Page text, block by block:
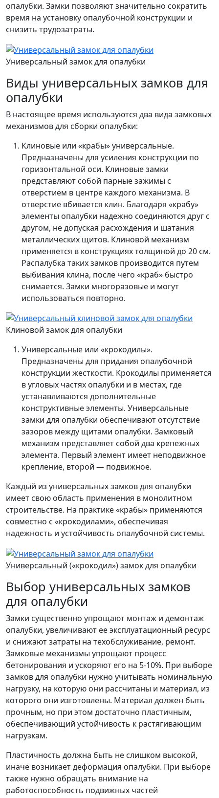
опалубки. Замки позволяют значительно сократить
время на установку опалубочной конструкции и
снизить трудозатраты.
Универсальный замок для опалубки
Виды универсальных замков для
опалубки
В настоящее время используются два вида замковых
механизмов для сборки опалубки:
Клиновые или «крабы» универсальные.
Предназначены для усиления конструкции по
горизонтальной оси. Клиновые замки
представляют собой парные зажимы с
отверстием в центре каждого механизма. В
отверстие вбивается клин. Благодаря «крабу»
элементы опалубки надежно соединяются друг с
другом, не допуская расхождения и шатания
металлических щитов. Клиновой механизм
применяется в конструкциях толщиной до 20 см.
Распалубка таких замков производится путем
выбивания клина, после чего «краб» быстро
снимается. Замки многоразовые и могут
использоваться повторно.
Клиновой замок для опалубки
Универсальные или «крокодилы».
Предназначены для придания опалубочной
конструкции жесткости. Крокодилы применяется
в угловых частях опалубки и в местах, где
устанавливаются дополнительные
конструктивные элементы. Универсальные
замки для опалубки обеспечивают отсутствие
зазоров между щитами опалубки. Замковый
механизм представляет собой два крепежных
элемента. Первый элемент имеет неподвижное
крепление, второй — подвижное.
Каждый из универсальных замков для опалубки
имеет свою область применения в монолитном
строительстве. На практике «крабы» применяются
совместно с «крокодилами», обеспечивая
надежность и устойчивость опалубочной системы.
Универсальный («крокодил») замок для опалубки
Выбор универсальных замков
для опалубки
Замки существенно упрощают монтаж и демонтаж
опалубки, увеличивают ее эксплуатационный ресурс
и снижают затраты на техобслуживание, ремонт.
Замковые механизмы упрощают процесс
бетонирования и ускоряют его на 5-10%. При выборе
замков для опалубки нужно учитывать номинальную
нагрузку, на которую они рассчитаны и материал, из
которого они изготовлены. Материал должен быть
прочным, но при этом достаточно пластичным,
обеспечивающий устойчивость к растягивающим
нагрузкам.
Пластичность должна быть не слишком высокой,
иначе возникает деформация опалубки. При выборе
также нужно обращать внимание на
работоспособность подвижных частей